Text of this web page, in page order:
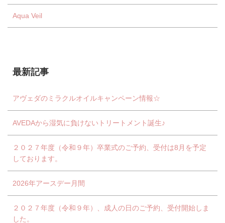
Aqua Veil
最新記事
アヴェダのミラクルオイルキャンペーン情報☆
AVEDAから湿気に負けないトリートメント誕生♪
２０２７年度（令和９年）卒業式のご予約、受付は8月を予定
しております。
2026年アースデー月間
２０２７年度（令和９年）、成人の日のご予約、受付開始しま
した。